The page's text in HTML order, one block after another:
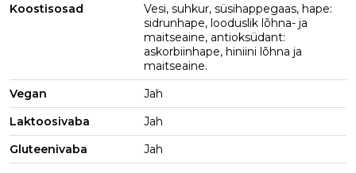
Koostisosad
Vesi, suhkur, süsihappegaas, hape:
sidrunhape, looduslik lõhna- ja
maitseaine, antioksüdant:
askorbiinhape, hiniini lõhna ja
maitseaine.
Vegan
Jah
Laktoosivaba
Jah
Gluteenivaba
Jah